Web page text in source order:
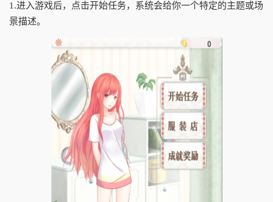
1.进入游戏后，点击开始任务，系统会给你一个特定的主题或场
景描述。